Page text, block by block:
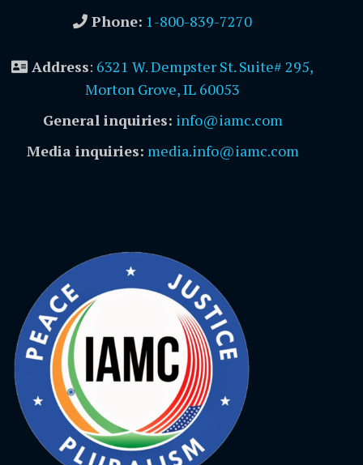
Phone: 1-800-839-7270
Address: 6321 W. Dempster St. Suite# 295,
Morton Grove, IL 60053
General inquiries: info@iamc.com
Media inquiries: media.info@iamc.com